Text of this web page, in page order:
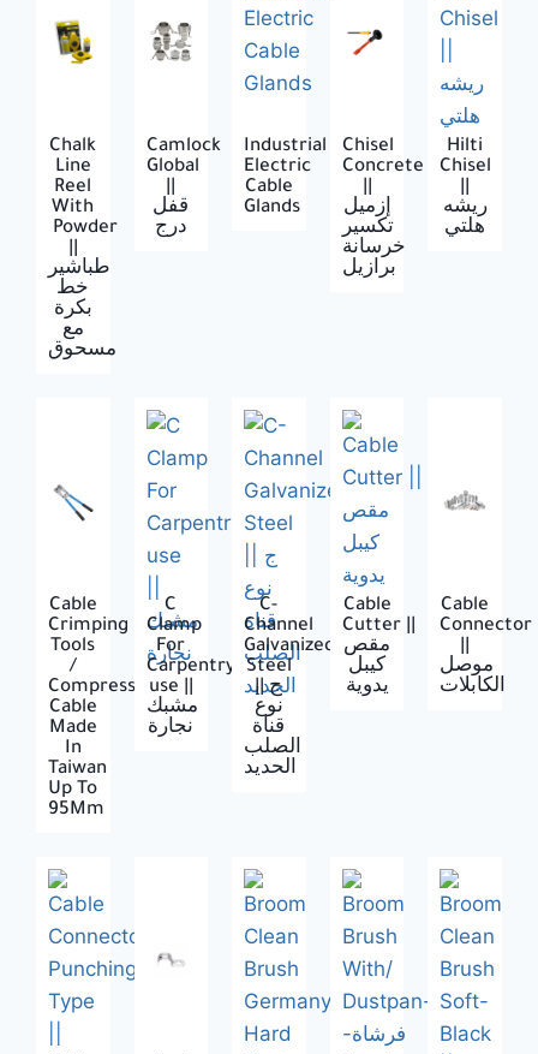
Chalk
Line
Reel
With
Powder
طباشير
خط
بكرة
مع
مسحوق
Camlock
Global
قفل
درج
Industrial
Electric
Cable
Glands
Chisel
Concrete
إزميل
تكسير
خرسانة
برازيل
Hilti
Chisel
ريشه
هلتي
Cable
Crimping
Tools
/
Compression
Cable
Made
In
Taiwan
Up To
95Mm
C
Clamp
For
Carpentry
use ||
مشبك
نجارة
C-
Channel
Galvanized
Steel
|| ج
نوع
قناة
الصلب
الحديد
Cable
Cutter ||
مقص
كيبل
يدوية
Cable
Connector
موصل
الكابلات